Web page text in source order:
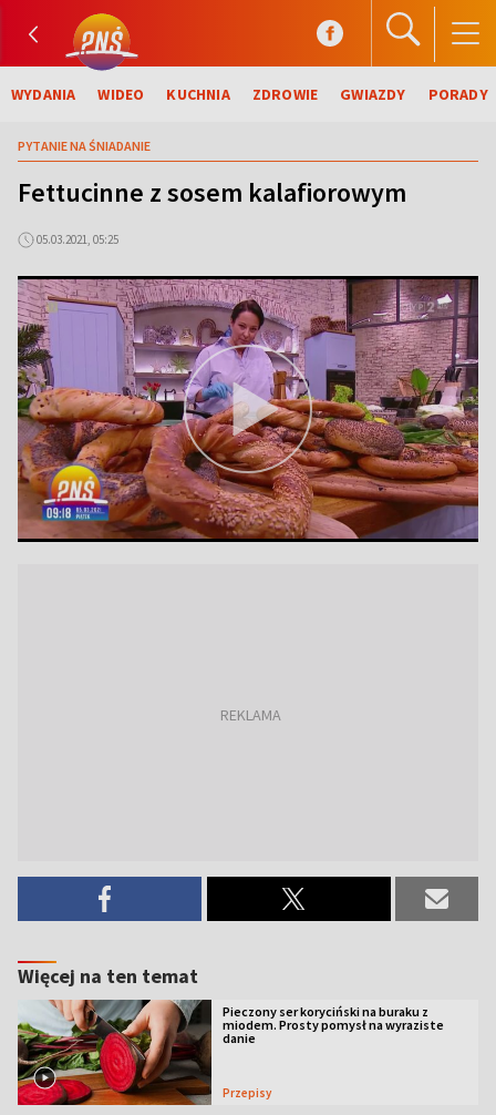
WYDANIA WIDEO KUCHNIA ZDROWIE GWIAZDY PORADY
PYTANIE NA ŚNIADANIE
Fettucinne z sosem kalafiorowym
05.03.2021, 05:25
Więcej na ten temat
Pieczony ser koryciński na buraku z
miodem. Prosty pomysł na wyraziste
danie
Przepisy